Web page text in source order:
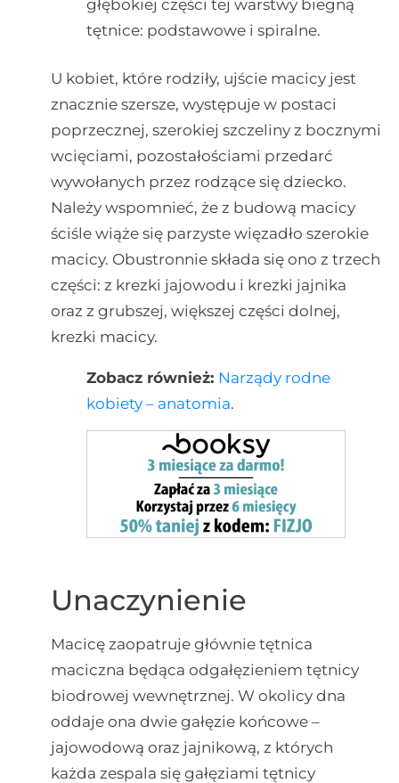
głębokiej części tej warstwy biegną
tętnice: podstawowe i spiralne.
U kobiet, które rodziły, ujście macicy jest
znacznie szersze, występuje w postaci
poprzecznej, szerokiej szczeliny z bocznymi
wcięciami, pozostałościami przedarć
wywołanych przez rodzące się dziecko.
Należy wspomnieć, że z budową macicy
ściśle wiąże się parzyste więzadło szerokie
macicy. Obustronnie składa się ono z trzech
części: z krezki jajowodu i krezki jajnika
oraz z grubszej, większej części dolnej,
krezki macicy.
Zobacz również: Narządy rodne
kobiety – anatomia.
Unaczynienie
Macicę zaopatruje głównie tętnica
maciczna będąca odgałęzieniem tętnicy
biodrowej wewnętrznej. W okolicy dna
oddaje ona dwie gałęzie końcowe –
jajowodową oraz jajnikową, z których
każda zespala się gałęziami tętnicy